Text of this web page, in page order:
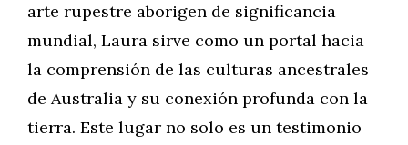
arte rupestre aborigen de significancia
mundial, Laura sirve como un portal hacia
la comprensión de las culturas ancestrales
de Australia y su conexión profunda con la
tierra. Este lugar no solo es un testimonio